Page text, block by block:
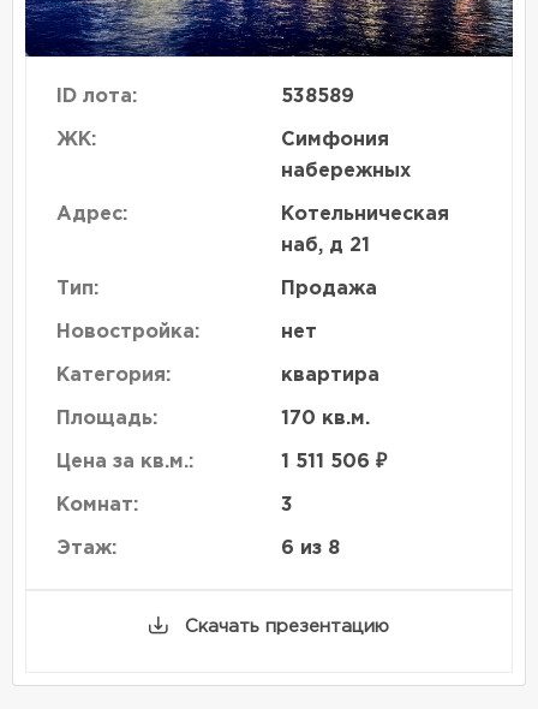
ID лота: 538589
ЖК:
Симфония
набережных
Адрес:
Котельническая
наб, д 21
Тип: Продажа
Новостройка: нет
Категория: квартира
Площадь: 170 кв.м.
Цена за кв.м.: 1 511 506 ₽
Комнат: 3
Этаж: 6 из 8
Скачать презентацию